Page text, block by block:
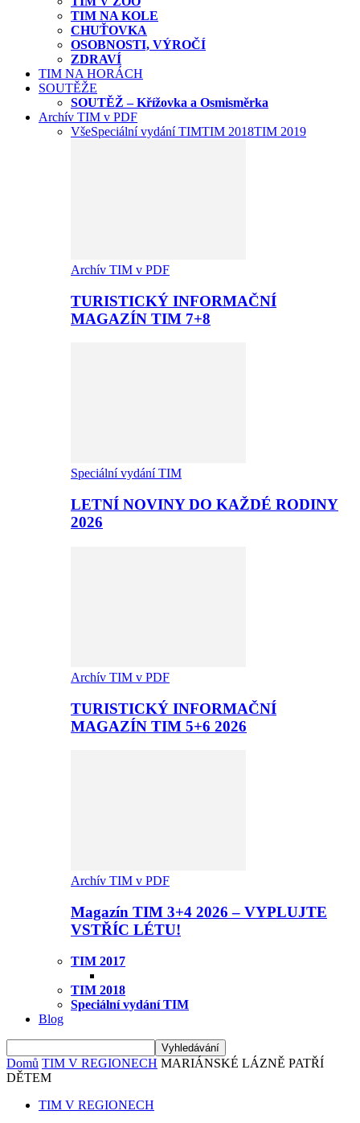
TIM NA KOLE
CHUŤOVKA
OSOBNOSTI, VÝROČÍ
ZDRAVÍ
TIM NA HORÁCH
SOUTĚŽE
SOUTĚŽ – Křížovka a Osmisměrka
Archív TIM v PDF
VšeSpeciální vydání TIMTIM 2018TIM 2019
Archív TIM v PDF
TURISTICKÝ INFORMAČNÍ
MAGAZÍN TIM 7+8
Speciální vydání TIM
LETNÍ NOVINY DO KAŽDÉ RODINY
2026
Archív TIM v PDF
TURISTICKÝ INFORMAČNÍ
MAGAZÍN TIM 5+6 2026
Archív TIM v PDF
Magazín TIM 3+4 2026 – VYPLUJTE
VSTŘÍC LÉTU!
TIM 2017
TIM 2018
Speciální vydání TIM
Blog
Domů TIM V REGIONECH MARIÁNSKÉ LÁZNĚ PATŘÍ
DĚTEM
TIM V REGIONECH